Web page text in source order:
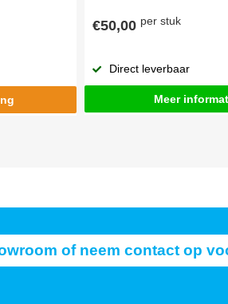
€50,00 per stuk
Direct leverbaar
Meer
of neem contact op